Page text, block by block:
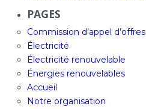
PAGES
Commission d’appel d’offres
Électricité
Électricité renouvelable
Énergies renouvelables
Accueil
Notre organisation